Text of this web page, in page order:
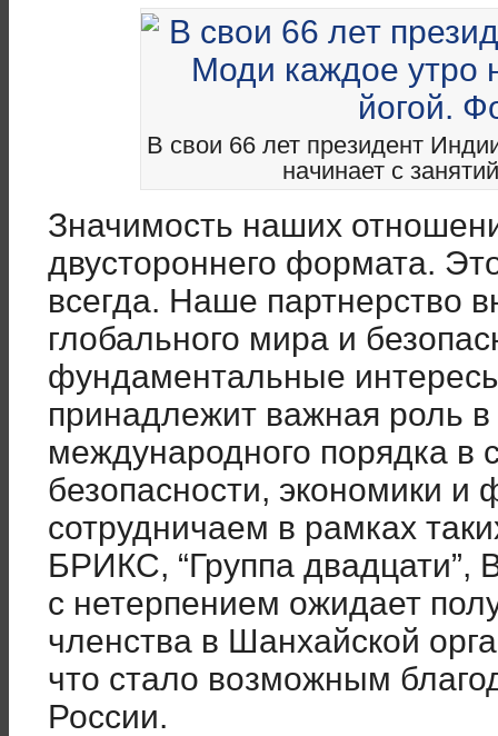
В свои 66 лет президент
начинает с
Значимость наших
двустороннего формата.
всегда. Наше партнерство
глобального мира и
фундаментальные
принадлежит важная роль
международного порядка в
безопасности, экономики
сотрудничаем в рамках
БРИКС, “Группа
с нетерпением ожидает
членства в Шанхайской
что стало возможным
России.